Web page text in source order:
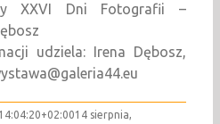
XXVI Dni Fotografii –
udziela: Irena Dębosz,
14 sierpnia,